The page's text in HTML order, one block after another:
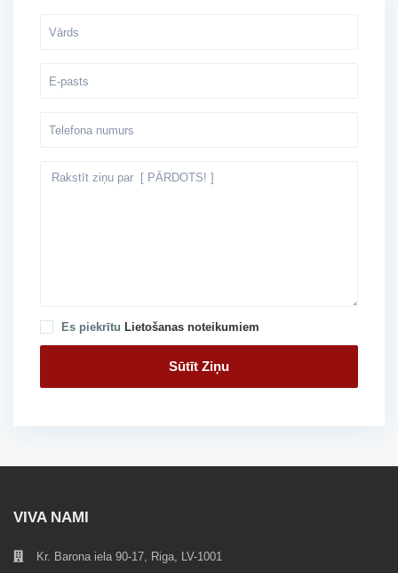
Es piekrītu Lietošanas noteikumiem
VIVA NAMI
Kr. Barona iela 90-17, Riga, LV-1001